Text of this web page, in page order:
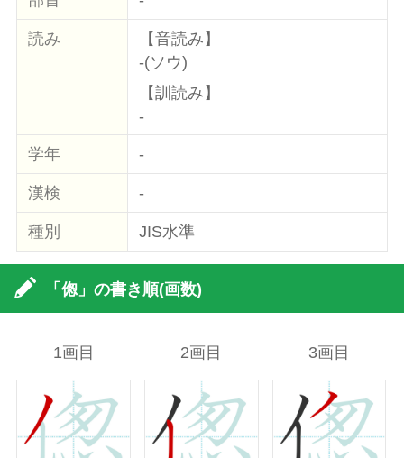
読み
【音読み】
-(ソウ)
【訓読み】
-
学年 -
漢検 -
種別 JIS水準
「偬」の書き順(画数)
1画目 2画目 3画目